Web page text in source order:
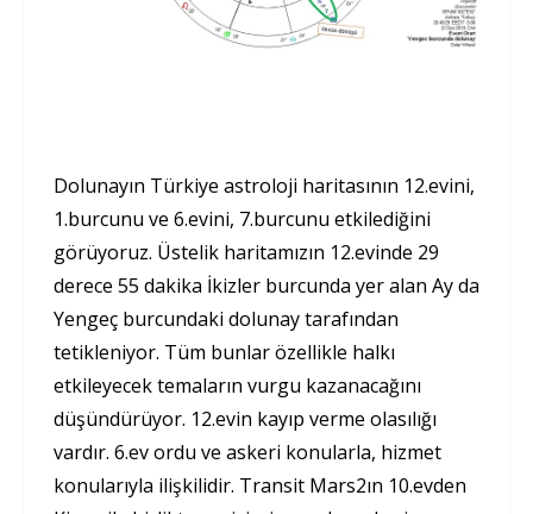
Dolunayın Türkiye astroloji haritasının 12.evini,
1.burcunu ve 6.evini, 7.burcunu etkilediğini
görüyoruz. Üstelik haritamızın 12.evinde 29
derece 55 dakika İkizler burcunda yer alan Ay da
Yengeç burcundaki dolunay tarafından
tetikleniyor. Tüm bunlar özellikle halkı
etkileyecek temaların vurgu kazanacağını
düşündürüyor. 12.evin kayıp verme olasılığı
vardır. 6.ev ordu ve askeri konularla, hizmet
konularıyla ilişkilidir. Transit Mars2ın 10.evden